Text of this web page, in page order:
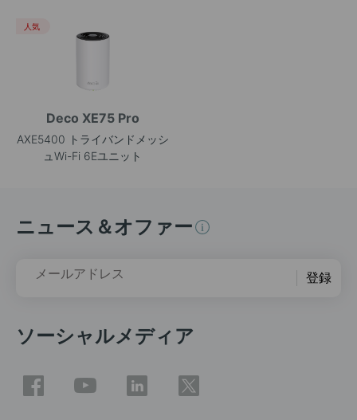
Deco XE75 Pro
AXE5400 トライバンドメッシ
ュWi-Fi 6Eユニット
人気
ニュース＆オファー
メールアドレス 登録
ソーシャルメディア